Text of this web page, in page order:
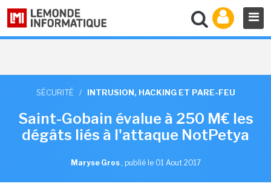
SÉCURITÉ / INTRUSION, HACKING ET PARE-FEU
Saint-Gobain évalue à 250 M€ les
dégâts liés à l'attaque NotPetya
Maryse Gros , publié le 01 Aout 2017